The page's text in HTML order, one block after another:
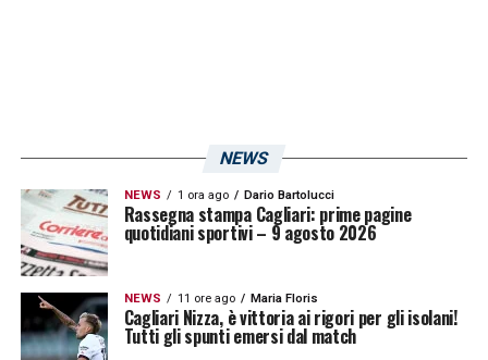
riportato daAlfredo Pedullà, il
centrocampista èapprezzatoin casa
amaranto e
sarebbe un ritorno a casa dopo l’esperienza
nelle giovanili e i quattro anni in prima
NEWS
NEWS 1 ora ago Dario Bartolucci
Rassegna stampa Cagliari: prime pagine
quotidiani sportivi – 9 agosto 2026
NEWS 11 ore ago Maria Floris
Cagliari Nizza, è vittoria ai rigori per gli isolani!
Tutti gli spunti emersi dal match